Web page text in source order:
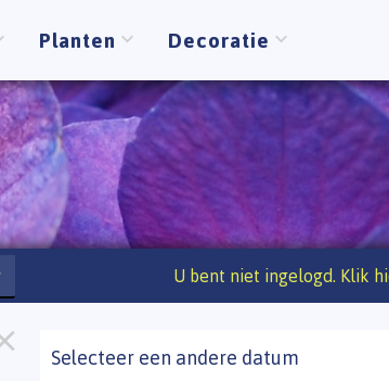
Planten Decoratie
U bent niet ingelogd. Klik
Selecteer een andere datum